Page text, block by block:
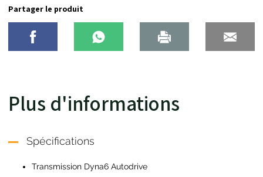
Partager le produit
Plus d'informations
Spécifications
Transmission Dyna6 Autodrive